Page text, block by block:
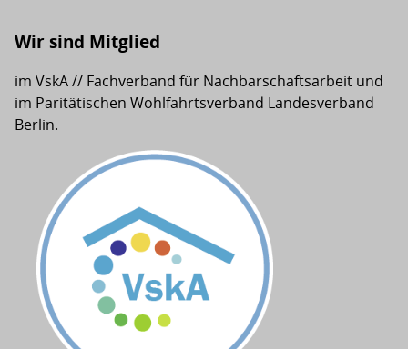
Wir sind Mitglied
im VskA // Fachverband für Nachbarschaftsarbeit und
im Paritätischen Wohlfahrtsverband Landesverband
Berlin.